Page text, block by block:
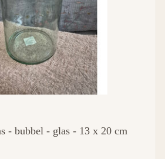
- bubbel - glas - 13 x 20 cm